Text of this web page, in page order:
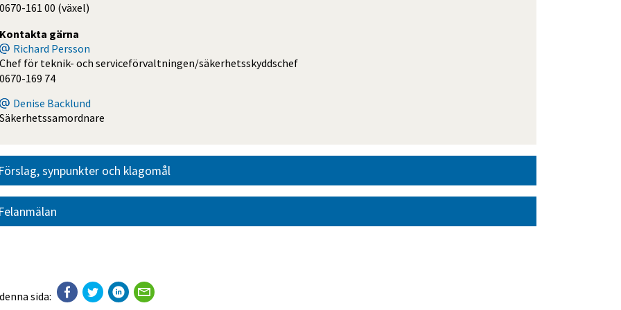
0670-161 00 (växel)
Kontakta gärna
Richard Persson
Chef för teknik- och serviceförvaltningen/säkerhetsskyddschef
0670-169 74
Denise Backlund
Säkerhetssamordnare
synpunkter och klagomål
sida: